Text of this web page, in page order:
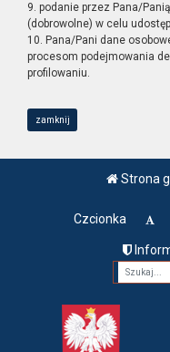
9. podanie przez Pana/
(dobrowolne) w celu
10. Pana/Pani dane
procesom podejmowania
profilowaniu.
zamknij
Strona
Czcionka
Fraza